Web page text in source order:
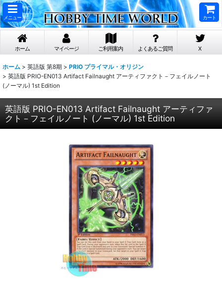
メニュー カート
ホーム マイページ ご利用案内 よくあるご質問 X
ホーム > 英語版 第8期 > PRIO プライマル・オリジン
> 英語版 PRIO-EN013 Artifact Failnaught アーティファクト－フェイルノート
(ノーマル) 1st Edition
英語版 PRIO-EN013 Artifact Failnaught アーティファ
クト－フェイルノート (ノーマル) 1st Edition